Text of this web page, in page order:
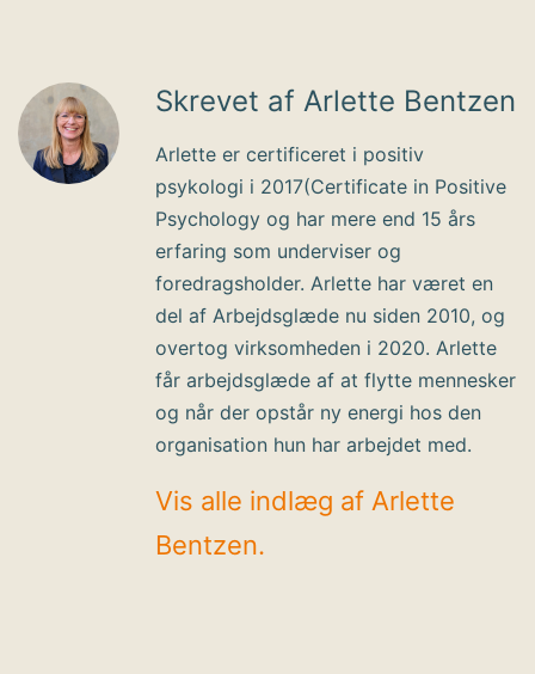
Skrevet af Arlette Bentzen
Arlette er certificeret i positiv
psykologi i 2017(Certificate in Positive
Psychology og har mere end 15 års
erfaring som underviser og
foredragsholder. Arlette har været en
del af Arbejdsglæde nu siden 2010, og
overtog virksomheden i 2020. Arlette
får arbejdsglæde af at flytte mennesker
og når der opstår ny energi hos den
organisation hun har arbejdet med.
Vis alle indlæg af Arlette
Bentzen.